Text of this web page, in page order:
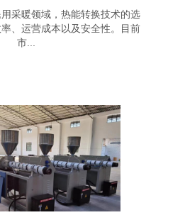
采暖领域，热能转换技术的选
、运营成本以及安全性。目前
市...